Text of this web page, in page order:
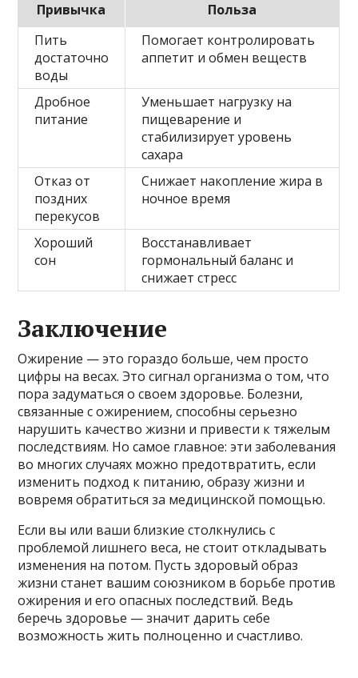
Привычка
Польза
Пить
достаточно
воды
Помогает контролировать
аппетит и обмен веществ
Дробное
питание
Уменьшает нагрузку на
пищеварение и
стабилизирует уровень
сахара
Отказ от
поздних
перекусов
Снижает накопление жира в
ночное время
Хороший
сон
Восстанавливает
гормональный баланс и
снижает стресс
Заключение
Ожирение — это гораздо больше, чем просто
цифры на весах. Это сигнал организма о том, что
пора задуматься о своем здоровье. Болезни,
связанные с ожирением, способны серьезно
нарушить качество жизни и привести к тяжелым
последствиям. Но самое главное: эти заболевания
во многих случаях можно предотвратить, если
изменить подход к питанию, образу жизни и
вовремя обратиться за медицинской помощью.
Если вы или ваши близкие столкнулись с
проблемой лишнего веса, не стоит откладывать
изменения на потом. Пусть здоровый образ
жизни станет вашим союзником в борьбе против
ожирения и его опасных последствий. Ведь
беречь здоровье — значит дарить себе
возможность жить полноценно и счастливо.